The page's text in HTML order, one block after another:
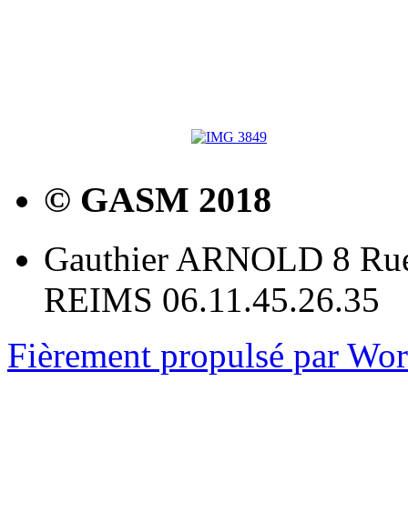
© GASM 2018
Gauthier ARNOLD 8
REIMS 06.11.45.26.35
Fièrement propulsé par